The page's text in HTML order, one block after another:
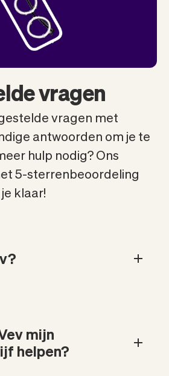
vragen
vragen met
antwoorden om je te
hulp nodig? Ons
5-sterrenbeoordeling
klaar!
mijn
helpen?